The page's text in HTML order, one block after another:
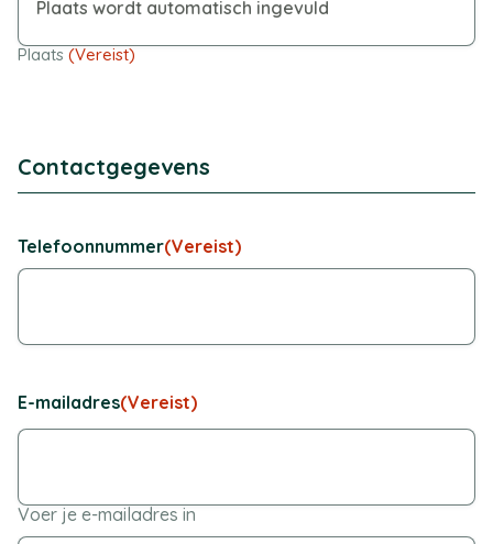
Plaats (Vereist)
Contactgegevens
Telefoonnummer(Vereist)
E-mailadres(Vereist)
Voer je e-mailadres in